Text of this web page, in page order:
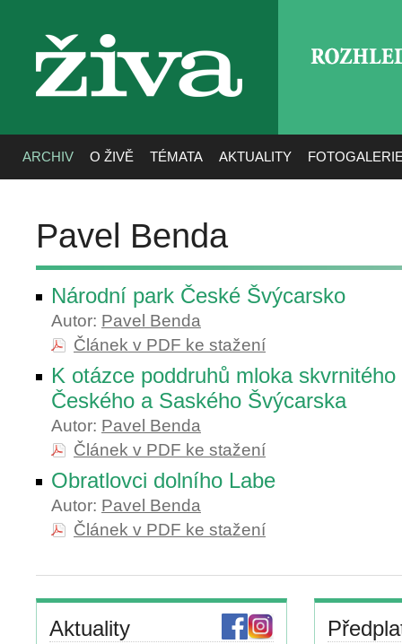
živa
ARCHIV O ŽIVĚ TÉMATA AKTUALITY
Pavel Benda
Národní park České Švýcarsko
Autor: Pavel Benda
Článek v PDF ke stažení
K otázce poddruhů mloka
Českého a Saského Švýcarska
Autor: Pavel Benda
Článek v PDF ke stažení
Obratlovci dolního Labe
Autor: Pavel Benda
Článek v PDF ke stažení
Aktuality